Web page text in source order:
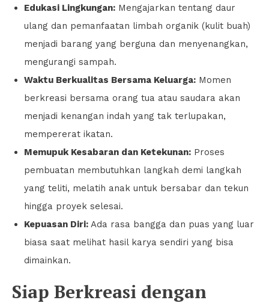
Edukasi Lingkungan: Mengajarkan tentang daur
ulang dan pemanfaatan limbah organik (kulit buah)
menjadi barang yang berguna dan menyenangkan,
mengurangi sampah.
Waktu Berkualitas Bersama Keluarga: Momen
berkreasi bersama orang tua atau saudara akan
menjadi kenangan indah yang tak terlupakan,
mempererat ikatan.
Memupuk Kesabaran dan Ketekunan: Proses
pembuatan membutuhkan langkah demi langkah
yang teliti, melatih anak untuk bersabar dan tekun
hingga proyek selesai.
Kepuasan Diri: Ada rasa bangga dan puas yang luar
biasa saat melihat hasil karya sendiri yang bisa
dimainkan.
Siap Berkreasi dengan